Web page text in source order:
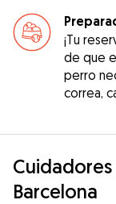
¡Tu
de que
perro
correa,
Barcelona